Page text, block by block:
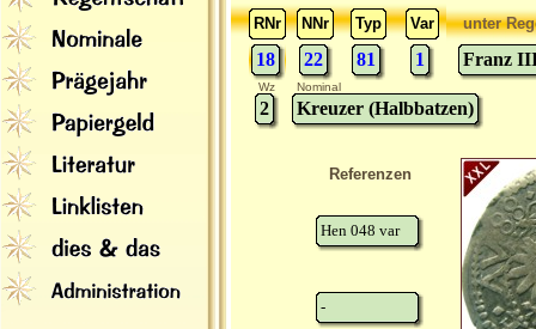
RNr
NNr Typ Var
18 22 81 1
unter
Franz
Wz Nominal
2 Kreuzer (Halbbatzen)
Referenzen
Hen 048 var
-